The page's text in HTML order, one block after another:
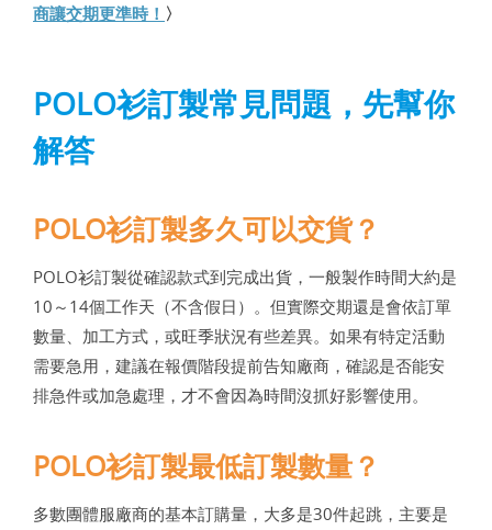
商讓交期更準時！ 〉
POLO衫訂製常見問題，先幫你
解答
POLO衫訂製多久可以交貨？
POLO衫訂製從確認款式到完成出貨，一般製作時間大約是
10～14個工作天（不含假日）。但實際交期還是會依訂單
數量、加工方式，或旺季狀況有些差異。如果有特定活動
需要急用，建議在報價階段提前告知廠商，確認是否能安
排急件或加急處理，才不會因為時間沒抓好影響使用。
POLO衫訂製最低訂製數量？
多數團體服廠商的基本訂購量，大多是30件起跳，主要是